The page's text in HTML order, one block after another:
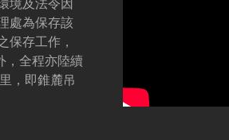
境及法令因
處為保存該
保存工作，
，全程亦陸續
，即錐麓吊